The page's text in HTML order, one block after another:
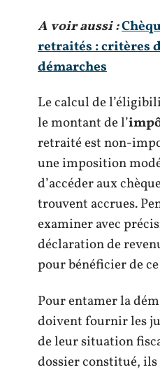
A voir aussi :
retraités : critères
démarches
Le calcul de
le montant de l’
retraité est non-
une imposition
d’accéder aux
trouvent accrues.
examiner avec
déclaration de
pour bénéficier de
Pour entamer la
doivent fournir les
de leur situation
dossier constitué,